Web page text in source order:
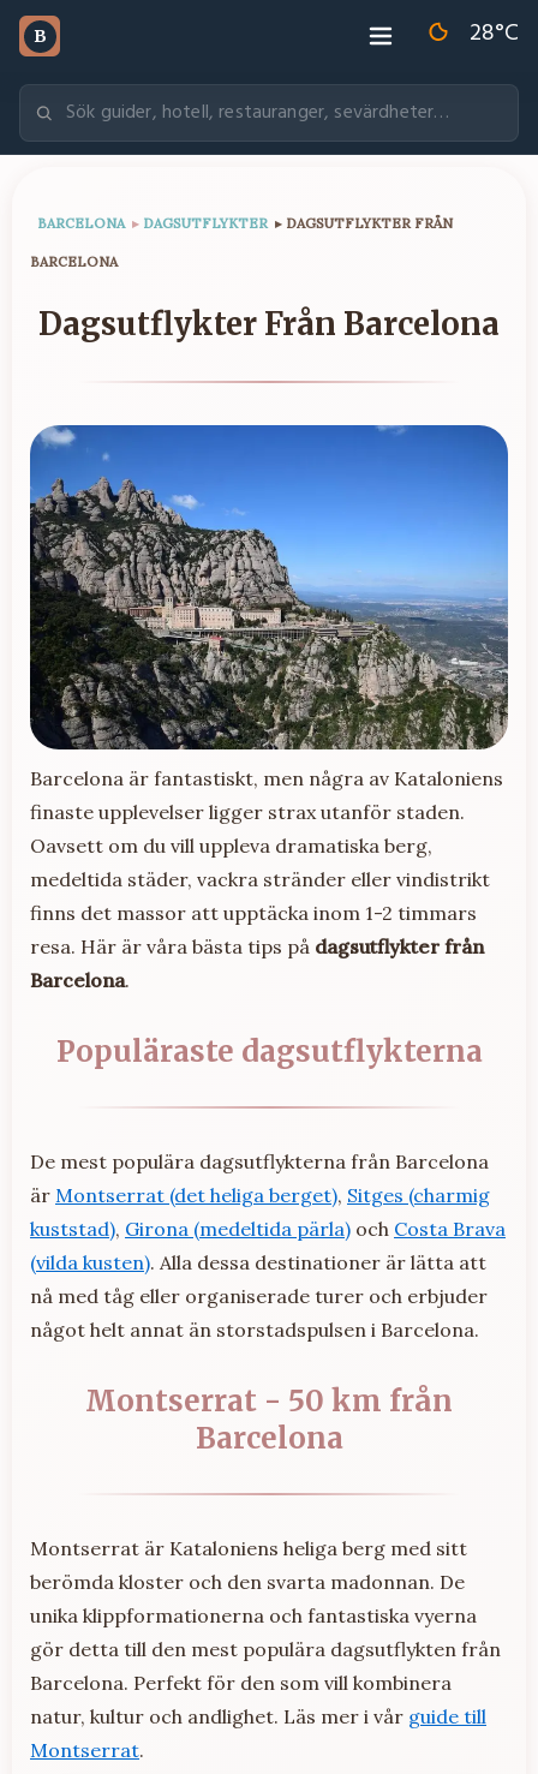
B 28°C
BARCELONA ▸ DAGSUTFLYKTER ▸ DAGSUTFLYKTER FRÅN
BARCELONA
Dagsutflykter Från Barcelona
Barcelona är fantastiskt, men några av Kataloniens
finaste upplevelser ligger strax utanför staden.
Oavsett om du vill uppleva dramatiska berg,
medeltida städer, vackra stränder eller vindistrikt
finns det massor att upptäcka inom 1-2 timmars
resa. Här är våra bästa tips på dagsutflykter från
Barcelona.
Populäraste dagsutflykterna
De mest populära dagsutflykterna från Barcelona
är Montserrat (det heliga berget), Sitges (charmig
kuststad), Girona (medeltida pärla) och Costa Brava
(vilda kusten). Alla dessa destinationer är lätta att
nå med tåg eller organiserade turer och erbjuder
något helt annat än storstadspulsen i Barcelona.
Montserrat - 50 km från
Barcelona
Montserrat är Kataloniens heliga berg med sitt
berömda kloster och den svarta madonnan. De
unika klippformationerna och fantastiska vyerna
gör detta till den mest populära dagsutflykten från
Barcelona. Perfekt för den som vill kombinera
natur, kultur och andlighet. Läs mer i vår guide till
Montserrat.